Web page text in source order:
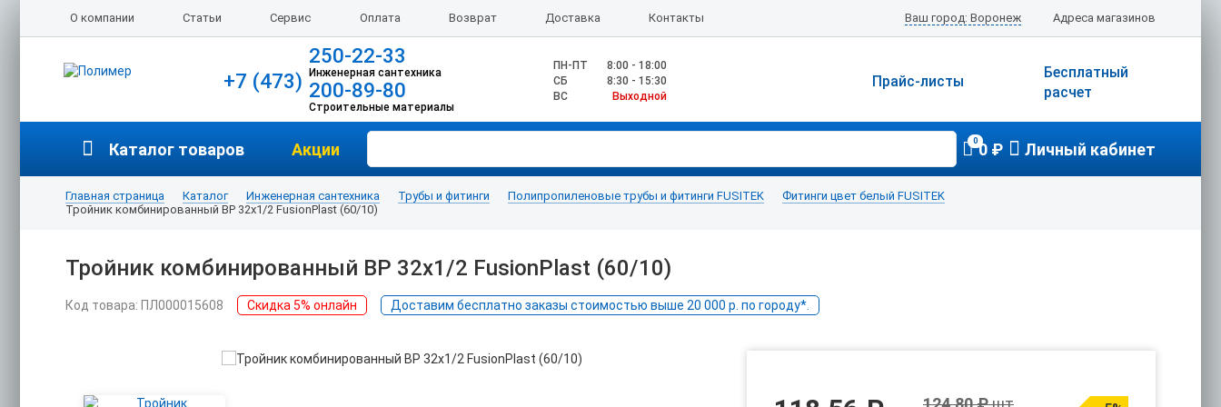
О компании Статьи Сервис Оплата Возврат Доставка Контакты Адреса магазинов
Ваш город: Воронеж
+7 (473)
250-22-33
Инженерная сантехника
200-89-80
Строительные материалы
ПН-ПТ
8:00 - 18:00
CБ
8:30 - 15:30
ВС
Выходной
Бесплатный
расчет
Прайс-листы
Каталог товаров Акции 00 ₽ Личный кабинет
Главная страница Каталог Инженерная сантехника Трубы и фитинги Полипропиленовые трубы и фитинги FUSITEK
Фитинги цвет белый FUSITEK
Тройник комбинированный ВР 32х1/2 FusionPlast (60/10)
Тройник комбинированный ВР 32х1/2 FusionPlast (60/10)
Код товара: ПЛ000015608 Скидка 5% онлайн Доставим бесплатно заказы стоимостью выше 20 000 р. по городу*.